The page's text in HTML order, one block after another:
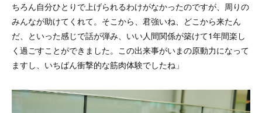
ちろん自分ひとりで上げられるわけがなかったのですが、周りの
みんなが助けてくれて。そこから、君強いね、どこから来たん
だ、といった感じで話が弾み、いい人間関係が築けて1年間楽し
く過ごすことができました。この出来事がいまの原動力になって
ますし、いちばん衝撃的な筋肉体験でしたね」